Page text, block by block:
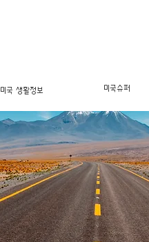
미국 생활정보 미국슈퍼